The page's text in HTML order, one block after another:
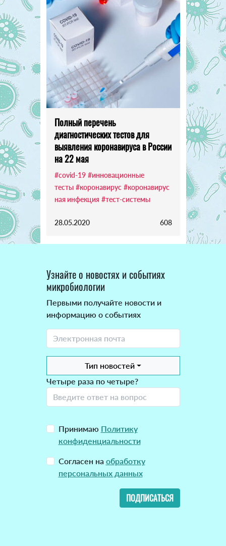
Полный перечень
диагностических тестов для
выявления коронавируса в России
на 22 мая
#covid-19 #инновационные
тесты #коронавирус #коронавирус
ная инфекция #тест-системы
28.05.2020 608
Узнайте о новостях и событиях
микробиологии
Первыми получайте новости и
информацию о событиях
Тип новостей
Четыре раза по четыре?
Принимаю Политику
конфиденциальности
Согласен на обработку
персональных данных
ПОДПИСАТЬСЯ